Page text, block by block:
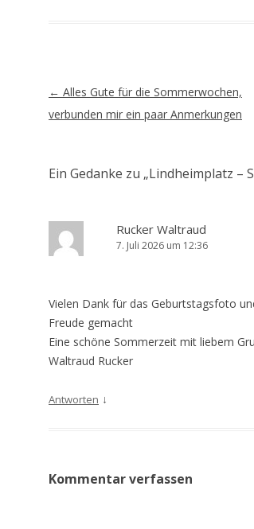
Artikel-
Navigation
← Alles Gute für die Sommerwochen,
verbunden mir ein paar Anmerkungen
Ein Gedanke zu „Lindheimplatz –
Rucker Waltraud
7. Juli 2026 um 12:36
Vielen Dank für das Geburtstagsfoto
Freude gemacht
Eine schöne Sommerzeit mit liebem
Waltraud Rucker
Antworten ↓
Kommentar verfassen